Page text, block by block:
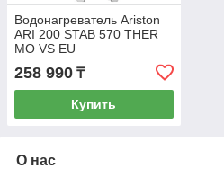
Водонагреватель Ariston
ARI 200 STAB 570 THER
MO VS EU
258 990 ₸
Купить
О нас